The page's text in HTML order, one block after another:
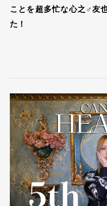
ことを超多忙な心之♂友
た！